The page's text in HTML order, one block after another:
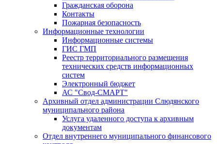
Гражданская оборона
Контакты
Пожарная безопасность
Информационные технологии
Информационные системы
ГИС ГМП
Реестр территориального размещения
технических средств информационных
систем
Электронный бюджет
АС "Свод-СМАРТ"
Архивный отдел администрации Слюдянского
муниципального района
Услуга удаленного доступа к архивным
документам
Отдел внутреннего муниципального финансового